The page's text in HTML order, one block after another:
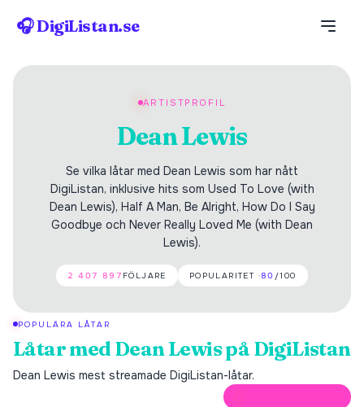
🎧 DigiListan.se
ARTISTPROFIL
Dean Lewis
Se vilka låtar med Dean Lewis som har nått
DigiListan, inklusive hits som Used To Love (with
Dean Lewis), Half A Man, Be Alright, How Do I Say
Goodbye och Never Really Loved Me (with Dean
Lewis).
2 407 897 FÖLJARE POPULARITET ·80 /100
POPULÄRA LÅTAR
Låtar medDean Lewispå DigiListan
Dean Lewis mest streamade DigiListan-låtar.